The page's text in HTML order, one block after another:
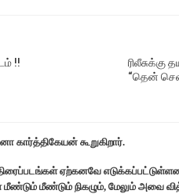
!!
ரிலீசுக்கு
“தென்
கார்த்திகேயன் கூறுகிறார்.
ஏற்கனவே
மீண்டும் மீண்டும் நிகழும், மேலும் அவை